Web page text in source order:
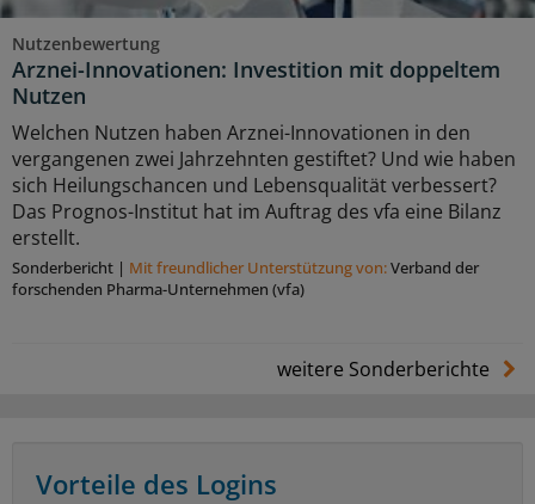
Nutzenbewertung
Arznei-Innovationen: Investition mit doppeltem
Nutzen
Welchen Nutzen haben Arznei-Innovationen in den
vergangenen zwei Jahrzehnten gestiftet? Und wie haben
sich Heilungschancen und Lebensqualität verbessert?
Das Prognos-Institut hat im Auftrag des vfa eine Bilanz
erstellt.
Sonderbericht | Mit freundlicher Unterstützung von:Verband der
forschenden Pharma-Unternehmen (vfa)
weitere Sonderberichte
Vorteile des Logins